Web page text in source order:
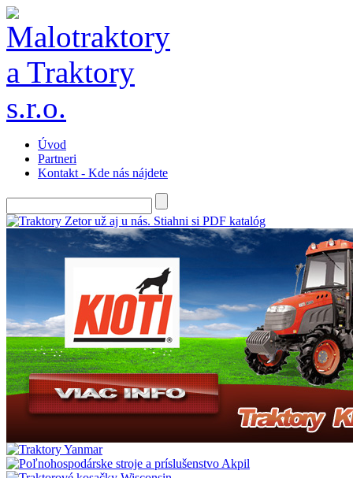
Úvod
Partneri
Kontakt - Kde nás nájdete